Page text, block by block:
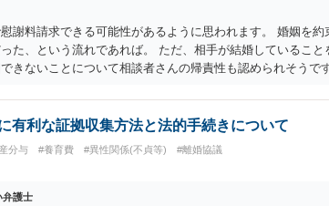
謝料請求できる可能性があるように思われます。 婚姻を約
た、という流れであれば。 ただ、相手が結婚していること
きないことについて相談者さんの帰責性も認められそうで
有利な証拠収集方法と法的手続きについて
分与 #養育費 #異性関係(不貞等) #離婚協議
弁護士